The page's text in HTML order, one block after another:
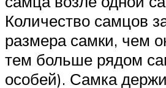
Количество самцов
размера самки, чем
тем больше рядом
особей). Самка